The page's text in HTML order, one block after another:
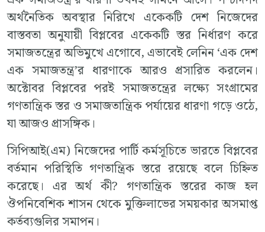
অর্থনৈতিক অবস্থার নিরিখে একেকটি দেশ নিজেদের
বাস্তবতা অনুযায়ী বিপ্লবের একেকটি স্তর নির্ধারণ করে
সমাজতন্ত্রের অভিমুখে এগোবে, এভাবেই লেনিন ‘এক দেশ
এক সমাজতন্ত্র’র ধারণাকে আরও প্রসারিত করলেন।
অক্টোবর বিপ্লবের পরই সমাজতন্ত্রের লক্ষ্যে সংগ্রামের
গণতান্ত্রিক স্তর ও সমাজতান্ত্রিক পর্যায়ের ধারণা গড়ে ওঠে,
যা আজও প্রাসঙ্গিক।
সিপিআই(এম) নিজেদের পার্টি কর্মসূচিতে ভারতে বিপ্লবের
বর্তমান পরিস্থিতি গণতান্ত্রিক স্তরে রয়েছে বলে চিহ্নিত
করেছে। এর অর্থ কী? গণতান্ত্রিক স্তরের কাজ হল
ঔপনিবেশিক শাসন থেকে মুক্তিলাভের সময়কার অসমাপ্ত
কর্তব্যগুলির সমাপন।